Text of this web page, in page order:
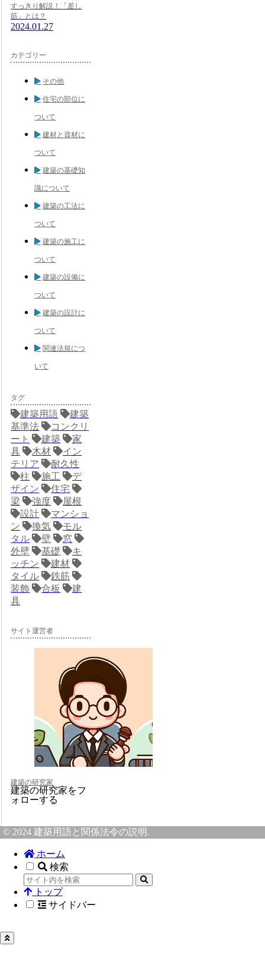
すっきり解説！「差し
筋」とは？
2024.01.27
カテゴリー
その他
住宅の部位に
ついて
建材と資材に
ついて
建築の基礎知
識について
建築の工法に
ついて
建築の施工に
ついて
建築の設備に
ついて
建築の設計に
ついて
関連法規につ
いて
タグ
建築用語
建築
基準法
コンクリ
ート
建築
家
具
木材
イン
テリア
耐久性
柱
施工
デ
ザイン
住宅
梁
強度
屋根
設計
マンショ
ン
換気
モル
タル
壁
窓
外壁
基礎
キ
ッチン
建材
タイル
鉄筋
装飾
合板
建
具
サイト運営者
建築の研究家
建築の研究家をフ
ォローする
© 2024 建築用語と関係法令の説明.
ホーム
検索
トップ
サイドバー